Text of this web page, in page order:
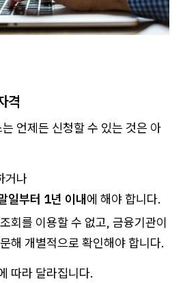
격
언제든 신청할 수 있는 것은 아
거나
일부터 1년 이내에 해야 합니다.
회를 이용할 수 없고, 금융기관이
해 개별적으로 확인해야 합니다.
따라 달라집니다.